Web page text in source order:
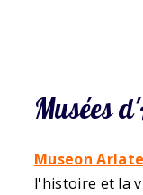
Musées
Museon
l'histoire et la